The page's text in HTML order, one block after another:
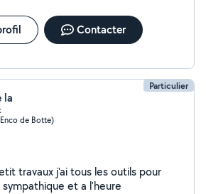
Contacter
Particulier
la
de Botte)
travaux j'ai tous les outils pour
et a l'heure